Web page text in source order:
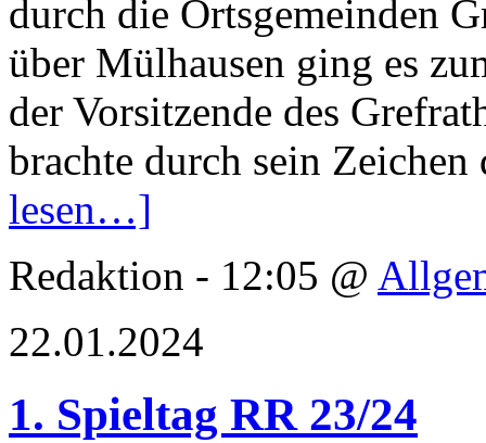
durch die Ortsgemeinden
über Mülhausen ging es
der Vorsitzende des
brachte durch sein
lesen…]
Redaktion - 12:05 @
22.01.2024
1. Spieltag RR 23/24